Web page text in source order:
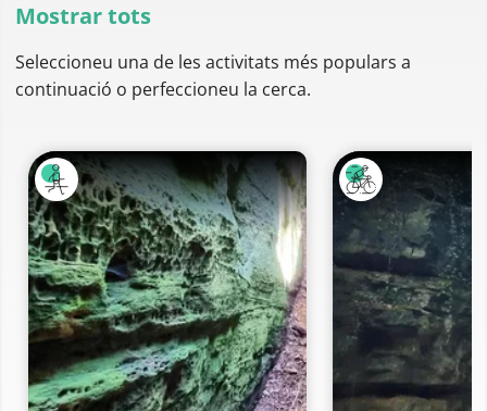
Mostrar tots
Seleccioneu una de les activitats més populars a
continuació o perfeccioneu la cerca.